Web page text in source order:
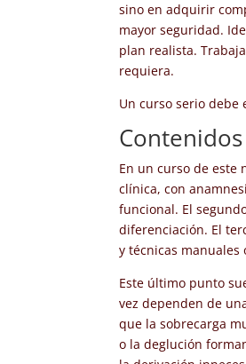
sino en adquirir
mayor seguridad.
plan realista.
requiera.
Un curso serio debe
En un curso de este
clínica, con
funcional. El
diferenciación. El
y técnicas
Este último punto
vez dependen de
que la sobrecarga
o la deglución